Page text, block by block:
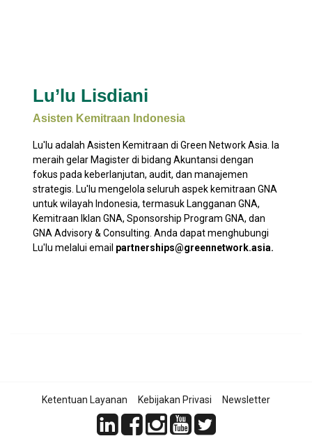
Lu’lu Lisdiani
Asisten Kemitraan Indonesia
Lu'lu adalah Asisten Kemitraan di Green Network Asia. Ia
meraih gelar Magister di bidang Akuntansi dengan
fokus pada keberlanjutan, audit, dan manajemen
strategis. Lu'lu mengelola seluruh aspek kemitraan GNA
untuk wilayah Indonesia, termasuk Langganan GNA,
Kemitraan Iklan GNA, Sponsorship Program GNA, dan
GNA Advisory & Consulting. Anda dapat menghubungi
Lu'lu melalui email partnerships@greennetwork.asia.
Ketentuan Layanan Kebijakan Privasi Newsletter